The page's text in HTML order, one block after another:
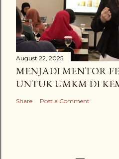
August 22, 2025
MENJADI MENTOR
UNTUK UMKM DI
Share Post a Comment